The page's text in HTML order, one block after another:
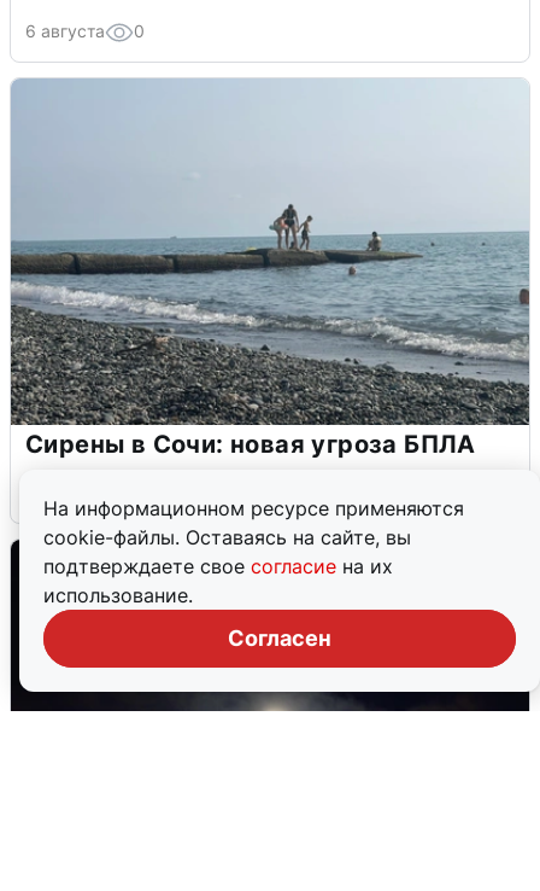
На информационном ресурсе применяются
cookie-файлы. Оставаясь на сайте, вы
подтверждаете свое согласие на их
использование.
Согласен
6 августа 0
Сирены в Сочи: новая угроза БПЛА